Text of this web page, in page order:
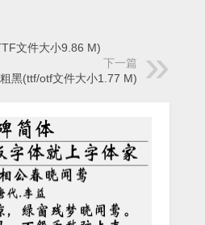
文件大小9.86 M)
下一篇
黑(ttf/otf文件大小1.77 M)